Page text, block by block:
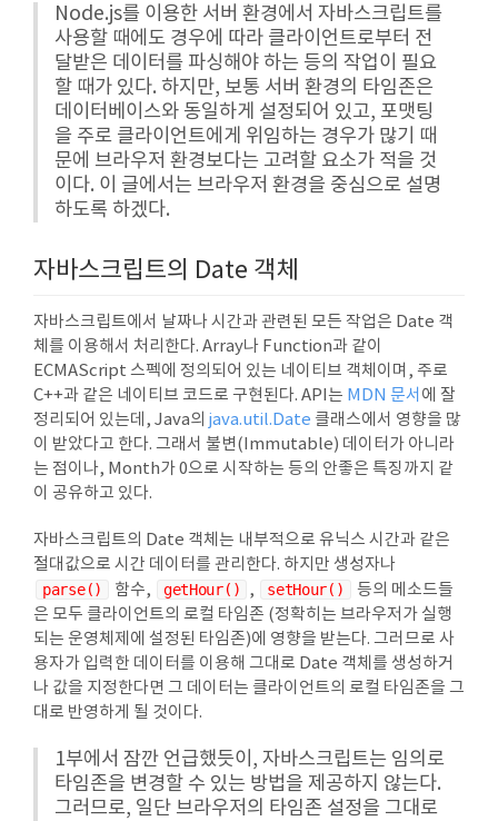
Node.js를 이용한 서버 환경에서 자바스크립트를
사용할 때에도 경우에 따라 클라이언트로부터 전
달받은 데이터를 파싱해야 하는 등의 작업이 필요
할 때가 있다. 하지만, 보통 서버 환경의 타임존은
데이터베이스와 동일하게 설정되어 있고, 포맷팅
을 주로 클라이언트에게 위임하는 경우가 많기 때
문에 브라우저 환경보다는 고려할 요소가 적을 것
이다. 이 글에서는 브라우저 환경을 중심으로 설명
하도록 하겠다.
자바스크립트의 Date 객체
자바스크립트에서 날짜나 시간과 관련된 모든 작업은 Date 객
체를 이용해서 처리한다. Array나 Function과 같이
ECMAScript 스펙에 정의되어 있는 네이티브 객체이며, 주로
C++과 같은 네이티브 코드로 구현된다. API는 MDN 문서 에 잘
정리되어 있는데, Java의 java.util.Date 클래스에서 영향을 많
이 받았다고 한다. 그래서 불변(Immutable) 데이터가 아니라
는 점이나, Month가 0으로 시작하는 등의 안좋은 특징까지 같
이 공유하고 있다.
자바스크립트의 Date 객체는 내부적으로 유닉스 시간과 같은
절대값으로 시간 데이터를 관리한다. 하지만 생성자나
parse() 함수, getHour() , setHour()
등의 메소드들
은 모두 클라이언트의 로컬 타임존 (정확히는 브라우저가 실행
되는 운영체제에 설정된 타임존)에 영향을 받는다. 그러므로 사
용자가 입력한 데이터를 이용해 그대로 Date 객체를 생성하거
나 값을 지정한다면 그 데이터는 클라이언트의 로컬 타임존을 그
대로 반영하게 될 것이다.
1부에서 잠깐 언급했듯이, 자바스크립트는 임의로
타임존을 변경할 수 있는 방법을 제공하지 않는다.
그러므로, 일단 브라우저의 타임존 설정을 그대로